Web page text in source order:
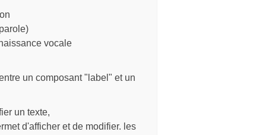
vocale
un composant "label" et un
un texte,
d'afficher et de modifier. les